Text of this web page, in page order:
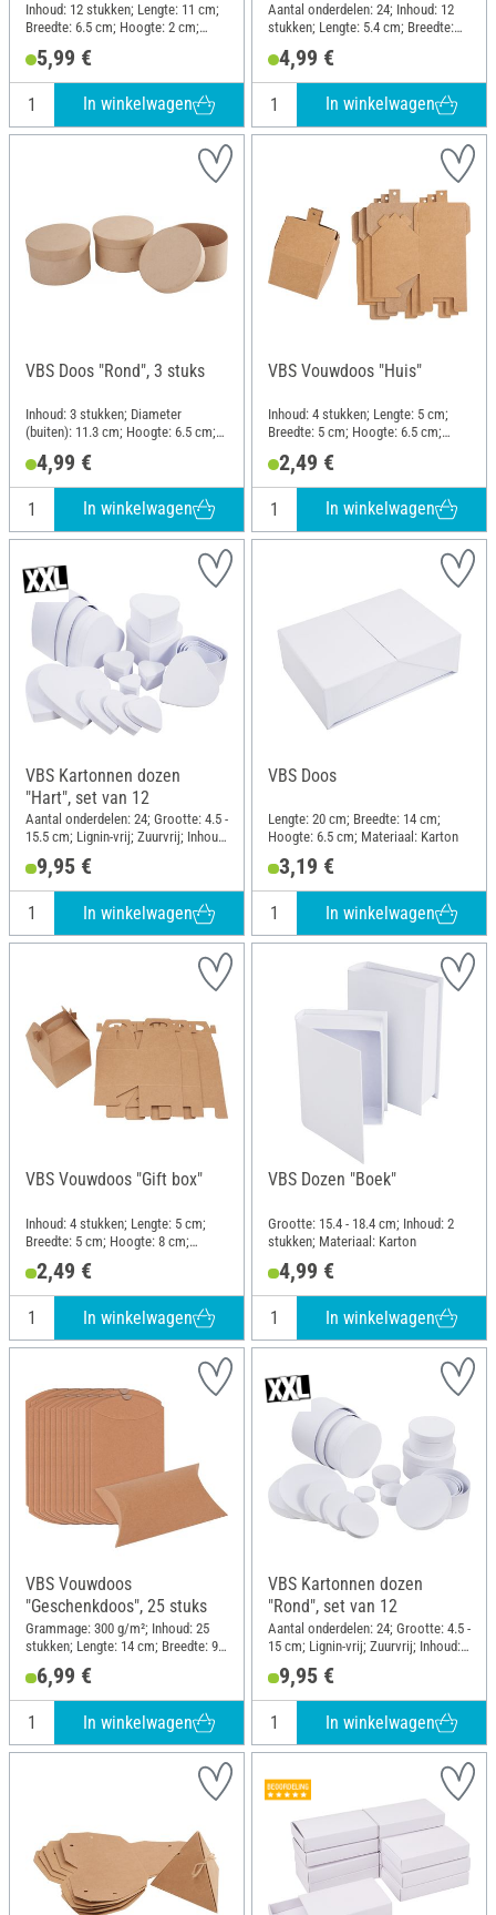
Inhoud: 12 stukken; Lengte: 11 cm;
Breedte: 6.5 cm; Hoogte: 2 cm;
5,99 €
In winkelwagen
Aantal onderdelen: 24; Inhoud: 12
stukken; Lengte: 5.4 cm; Breedte:
Papier
4,99 €
In winkelwagen
VBS Doos "Rond", 3 stuks
Inhoud: 3 stukken; Diameter
(buiten): 11.3 cm; Hoogte: 6.5 cm;
4,99 €
In winkelwagen
VBS Vouwdoos "Huis"
Inhoud: 4 stukken; Lengte: 5 cm;
Breedte: 5 cm; Hoogte: 6.5 cm;
2,49 €
In winkelwagen
VBS Kartonnen dozen
"Hart", set van 12
Aantal onderdelen: 24; Grootte: 4.5 -
15.5 cm; Lignin-vrij; Zuurvrij; Inhoud:
12 stukken; Materiaal: Karton
9,95 €
In winkelwagen
VBS Doos
Lengte: 20 cm; Breedte: 14 cm;
Hoogte: 6.5 cm; Materiaal: Karton
3,19 €
In winkelwagen
VBS Vouwdoos "Gift box"
Inhoud: 4 stukken; Lengte: 5 cm;
Breedte: 5 cm; Hoogte: 8 cm;
Materiaal: Kraftpapier
2,49 €
In winkelwagen
VBS Dozen "Boek"
Grootte: 15.4 - 18.4 cm; Inhoud: 2
stukken; Materiaal: Karton
4,99 €
In winkelwagen
VBS Vouwdoos
"Geschenkdoos", 25 stuks
Grammage: 300 g/m²; Inhoud: 25
stukken; Lengte: 14 cm; Breedte: 9
Karton
6,99 €
In winkelwagen
VBS Kartonnen dozen
"Rond", set van 12
Aantal onderdelen: 24; Grootte: 4.5 -
15 cm; Lignin-vrij; Zuurvrij; Inhoud:
9,95 €
In winkelwagen